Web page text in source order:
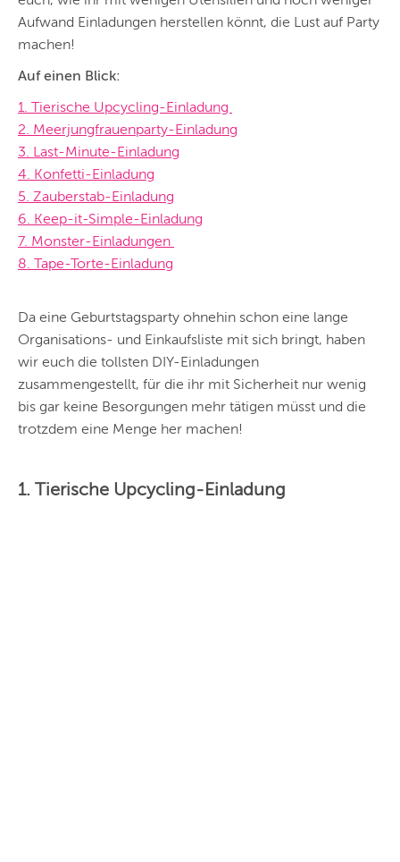
Aufwand Einladungen herstellen könnt, die Lust auf Party
machen!
Auf einen Blick:
1. Tierische Upcycling-Einladung
2. Meerjungfrauenparty-Einladung
3. Last-Minute-Einladung
4. Konfetti-Einladung
5. Zauberstab-Einladung
6. Keep-it-Simple-Einladung
7. Monster-Einladungen
8. Tape-Torte-Einladung
Da eine Geburtstagsparty ohnehin schon eine lange
Organisations- und Einkaufsliste mit sich bringt, haben
wir euch die tollsten DIY-Einladungen
zusammengestellt, für die ihr mit Sicherheit nur wenig
bis gar keine Besorgungen mehr tätigen müsst und die
trotzdem eine Menge her machen!
1. Tierische Upcycling-Einladung